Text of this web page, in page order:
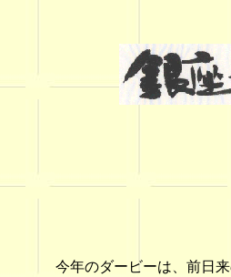
今年のダービーは、前日